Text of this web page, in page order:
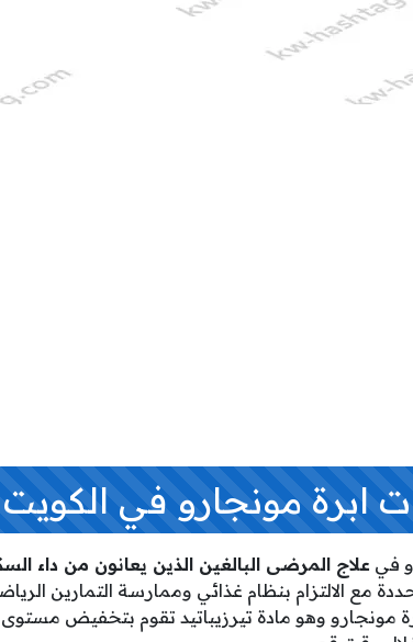
ابرة مونجارو في الكويت
في علاج المرضى البالغين الذين يعانون من داء
مع الالتزام بنظام غذائي وممارسة التمارين
مونجارو وهو مادة تيرزيباتيد تقوم بتخفيض